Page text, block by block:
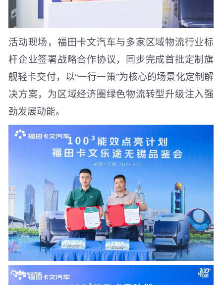
活动现场，福田卡文汽车与多家区域物流行业标
杆企业签署战略合作协议，同步完成首批定制旗
舰轻卡交付，以“一行一策”为核心的场景化定制解
决方案，为区域经济圈绿色物流转型升级注入强
劲发展动能。